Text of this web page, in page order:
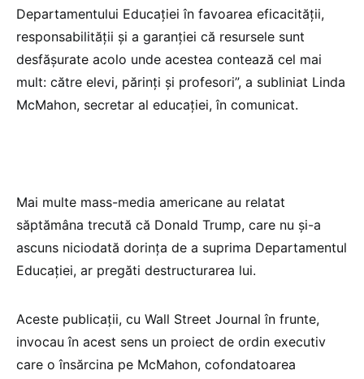
Departamentului Educaţiei în favoarea eficacităţii,
responsabilităţii şi a garanţiei că resursele sunt
desfăşurate acolo unde acestea contează cel mai
mult: către elevi, părinţi şi profesori”, a subliniat Linda
McMahon, secretar al educaţiei, în comunicat.
Mai multe mass-media americane au relatat
săptămâna trecută că Donald Trump, care nu şi-a
ascuns niciodată dorinţa de a suprima Departamentul
Educaţiei, ar pregăti destructurarea lui.
Aceste publicaţii, cu Wall Street Journal în frunte,
invocau în acest sens un proiect de ordin executiv
care o însărcina pe McMahon, cofondatoarea